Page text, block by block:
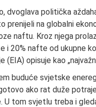
dvoglava politička
prenijeli na globalni
naftu. Kroz njega
i 20% nafte od ukupne
(EIA) opisuje kao
buduće svjetske
ako rat duže
U tom svjetlu treba i